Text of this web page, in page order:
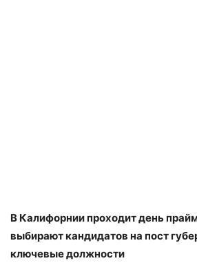
В Калифорнии проходит день
выбирают кандидатов на пост
ключевые должности